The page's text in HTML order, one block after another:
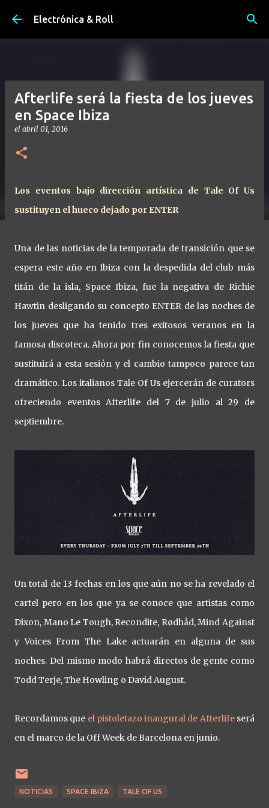
Ir al contenido principal
Electrónica & Roll
Afterlife será la fiesta de los jueves
en Space Ibiza
el abril 01, 2016
Los eventos bajo dirección artística de Tale Of Us
sustituyen el hueco dejado por ENTER
Una de las noticias de la temporada de transición que se
espera este año en Ibiza con la despedida del club más
titán de la isla, Space Ibiza, fue la negativa de Richie
Hawtin desligando su concepto ENTER de las noches de
los jueves que ha tenido tres exitosos veranos en la
famosa discoteca. Ahora por fin conocemos la fiesta que
sustituirá a esta sesión y el cambio tampoco parece tan
dramático. Los italianos Tale Of Us ejercerán de curators
ofreciendo eventos Afterlife del 7 de julio al 29 de
septiembre.
Un total de 13 fechas en los que aún no se ha revelado el
cartel pero en los que ya se conoce que artistas como
Dixon, Mano Le Tough, Recondite, Rødhåd, Mind Against
y Voices From The Lake actuarán en alguna de sus
noches. Del mismo modo habrá directos de gente como
Todd Terje, The Howling o David August.
Recordamos que el pistoletazo inaugural de Afterlifeserá
en el marco de la Off Week de Barcelona en junio.
NOTICIAS SPACE IBIZA TALE OF US